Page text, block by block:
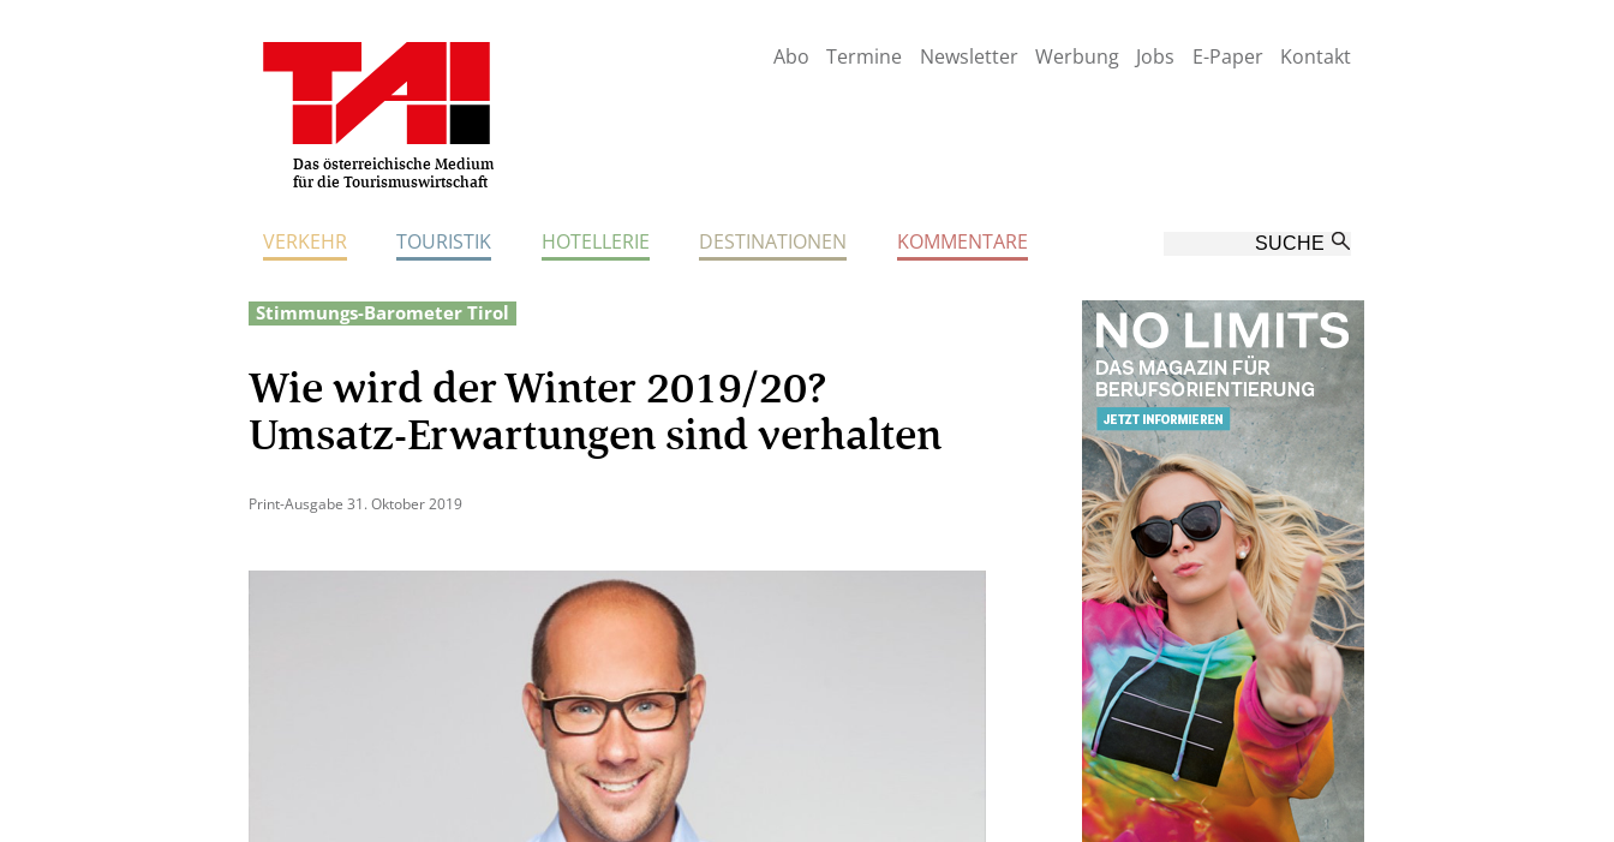
Das österreichische Medium
für die Tourismuswirtschaft
Abo Termine Newsletter Werbung Jobs E-Paper Kontakt
VERKEHR TOURISTIK HOTELLERIE DESTINATIONEN KOMMENTARE
Stimmungs-Barometer Tirol
Wie wird der Winter 2019/20?
Umsatz-Erwartungen sind verhalten
Print-Ausgabe 31. Oktober 2019